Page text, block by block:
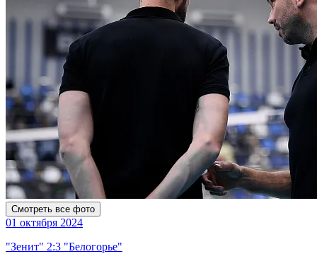
Смотреть все фото
01 октября 2024
"Зенит" 2:3 "Белогорье"